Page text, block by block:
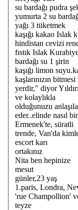
su bardağı pudra
yumurta 2 su
yağı 3 tüketmek
kaşığı kakao Islak
hindistan cevizi
fıstık Islak
bardağı su 1 şirin
kaşığı limon
kaşlarınızın
yerdir," diyor
ve kolaylıkla
olduğunuzu
eder..elinde nasıl
Ermenek'te, süratli
trende, Van'da
escort karı
ortakınız
Nita ben hepinize
mesut
günler,23 yaş
1.paris, Londra,
'rue Champollion'
teyze